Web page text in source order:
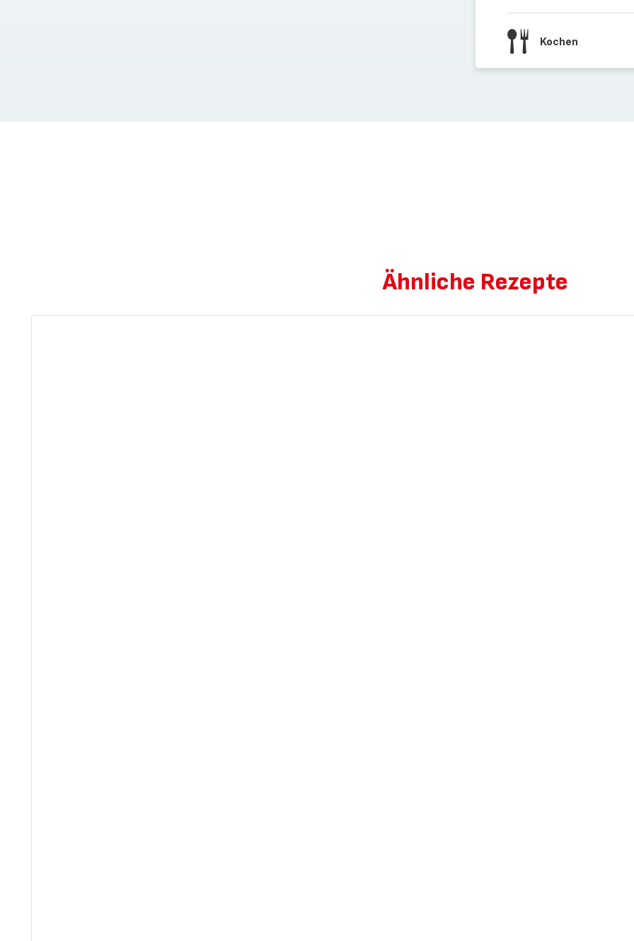
Kochen
Ähnliche Rezepte